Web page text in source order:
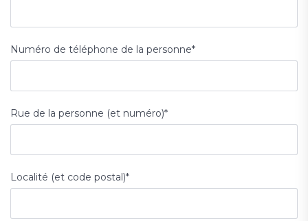
Numéro de téléphone de la personne*
Rue de la personne (et numéro)*
Localité (et code postal)*